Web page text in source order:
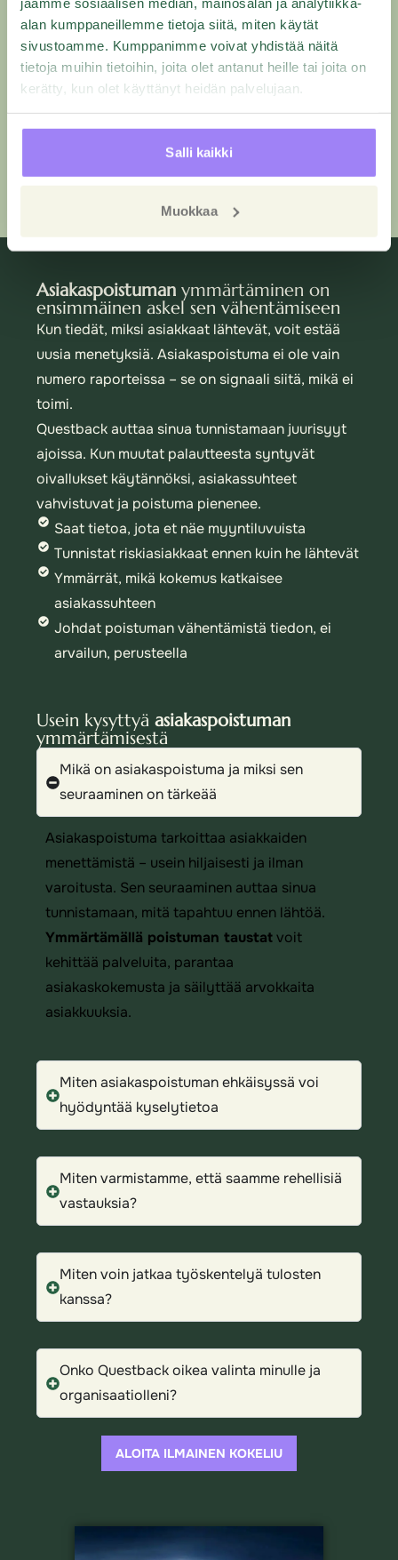
alan kumppaneillemme tietoja siitä, miten käytät
sivustoamme. Kumppanimme voivat yhdistää näitä
tietoja muihin tietoihin, joita olet antanut heille tai joita on
kerätty, kun olet käyttänyt heidän palvelujaan.
Salli kaikki
Muokkaa
1 käyttäjä
15 tuntia InsightLab
Löydä sopiva paketti yrityksellesi
Räätälöimme sopivan paketin asiakas- ja
henkilöstökyselyille tarpeidesi mukaan.
Asiakaspoistuman ymmärtäminen on
ensimmäinen askel sen vähentämiseen
Kun tiedät, miksi asiakkaat lähtevät, voit estää
uusia menetyksiä. Asiakaspoistuma ei ole vain
numero raporteissa – se on signaali siitä, mikä ei
toimi.
Questback auttaa sinua tunnistamaan juurisyyt
ajoissa. Kun muutat palautteesta syntyvät
oivallukset käytännöksi, asiakassuhteet
vahvistuvat ja poistuma pienenee.
Saat tietoa, jota et näe myyntiluvuista
Tunnistat riskiasiakkaat ennen kuin he lähtevät
Ymmärrät, mikä kokemus katkaisee
asiakassuhteen
Johdat poistuman vähentämistä tiedon, ei
arvailun, perusteella
Usein kysyttyäasiakaspoistuman
ymmärtämisestä
Mikä on asiakaspoistuma ja miksi sen
seuraaminen on tärkeää
Asiakaspoistuma tarkoittaa asiakkaiden
menettämistä – usein hiljaisesti ja ilman
varoitusta. Sen seuraaminen auttaa sinua
tunnistamaan, mitä tapahtuu ennen lähtöä.
Ymmärtämällä poistuman taustatvoit
kehittää palveluita, parantaa
asiakaskokemusta ja säilyttää arvokkaita
asiakkuuksia.
Miten asiakaspoistuman ehkäisyssä voi
hyödyntää kyselytietoa
Miten varmistamme, että saamme rehellisiä
vastauksia?
Miten voin jatkaa työskentelyä tulosten
kanssa?
Onko Questback oikea valinta minulle ja
organisaatiolleni?
ALOITA ILMAINEN KOKELIU